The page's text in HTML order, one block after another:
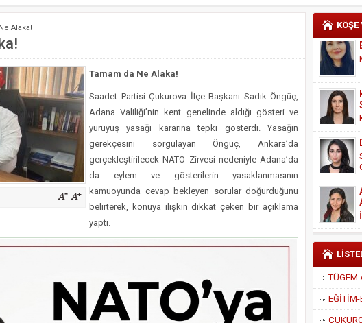
ve Kebapçılar Esnaf Odası Başkanı Şefik Arslan
Yücel
ÖNÜNDE ANNELER TARİH YAZIYORLAR
ODASI
asla erişemeyecekler
ÇUKUROVA’DA 2019 YILI PAMUK HASADINA BAŞLANDI
İlçe Başkanı Enis Akyürek
Koruma Derneği Başkanı Cennet Çelik
Alaka!
Tamam da Ne Alaka!
Saadet Partisi Çukurova İlçe Başkanı Sadık Öngüç,
Adana Valiliği’nin kent genelinde aldığı gösteri ve
yürüyüş yasağı kararına tepki gösterdi. Yasağın
gerekçesini sorgulayan Öngüç, Ankara’da
gerçekleştirilecek NATO Zirvesi nedeniyle Adana’da
da eylem ve gösterilerin yasaklanmasının
kamuoyunda cevap bekleyen sorular doğurduğunu
belirterek, konuya ilişkin dikkat çeken bir açıklama
yaptı.